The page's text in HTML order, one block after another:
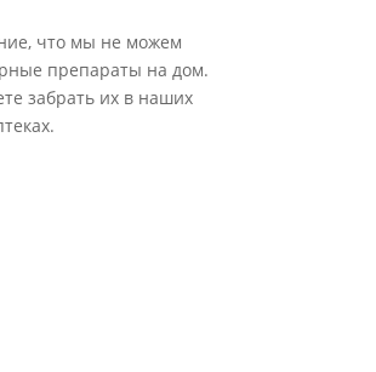
что мы не можем
препараты на дом.
забрать их в наших